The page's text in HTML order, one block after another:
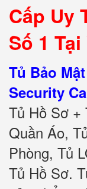
Cấp Uy
Số 1 Tại
Tủ Bảo
Security
Tủ Hồ Sơ +
Quần Áo,
Phòng, Tủ
Tủ Hồ Sơ.